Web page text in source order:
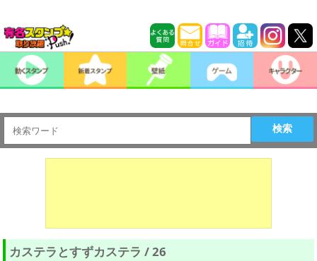
検索
カステラとすずカステラ / 26